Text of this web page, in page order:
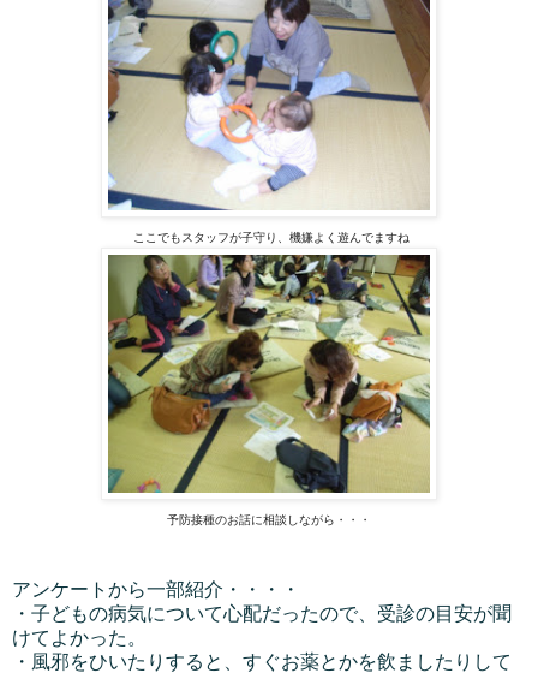
ここでもスタッフが子守り、機嫌よく遊んでますね
予防接種のお話に相談しながら・・・
アンケートから一部紹介・・・・
・子どもの病気について心配だったので、受診の目安が聞
けてよかった。
・風邪をひいたりすると、すぐお薬とかを飲ましたりして